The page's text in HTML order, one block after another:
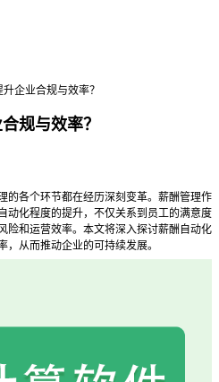
企业合规与效率？
规与效率？
的各个环节都在经历深刻变革。薪酬管理作
动化程度的提升，不仅关系到员工的满意度
险和运营效率。本文将深入探讨薪酬自动化
从而推动企业的可持续发展。